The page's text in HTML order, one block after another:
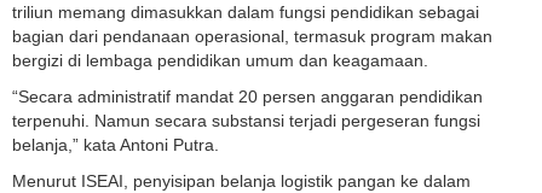
triliun memang dimasukkan dalam fungsi pendidikan sebagai
bagian dari pendanaan operasional, termasuk program makan
bergizi di lembaga pendidikan umum dan keagamaan.
“Secara administratif mandat 20 persen anggaran pendidikan
terpenuhi. Namun secara substansi terjadi pergeseran fungsi
belanja,” kata Antoni Putra.
Menurut ISEAI, penyisipan belanja logistik pangan ke dalam